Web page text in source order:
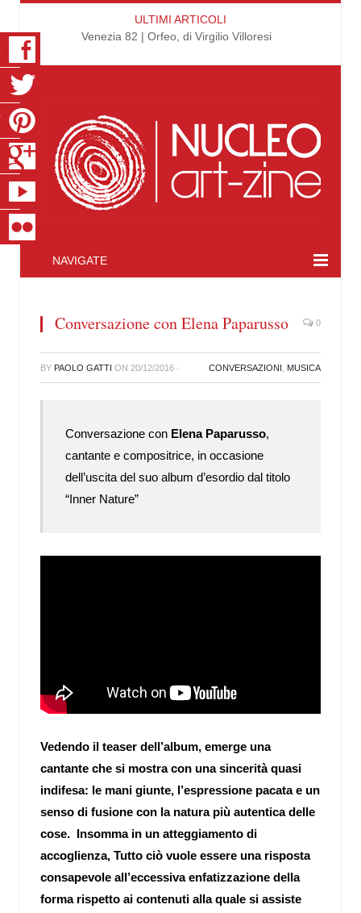
ULTIMI ARTICOLI
Venezia 82 | Orfeo, di Virgilio Villoresi
NAVIGATE
Conversazione con Elena Paparusso 0
BY PAOLO GATTI ON 20/12/2016 · CONVERSAZIONI MUSICA
Conversazione con Elena Paparusso,
cantante e compositrice, in occasione
dell’uscita del suo album d’esordio dal titolo
“Inner Nature”
Vedendo il teaser dell’album, emerge una
cantante che si mostra con una sincerità quasi
indifesa: le mani giunte, l’espressione pacata e un
senso di fusione con la natura più autentica delle
cose. Insomma in un atteggiamento di
accoglienza, Tutto ciò vuole essere una risposta
consapevole all’eccessiva enfatizzazione della
forma rispetto ai contenuti alla quale si assiste